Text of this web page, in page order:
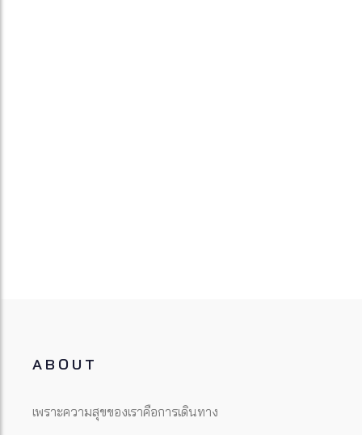
ABOUT
เพราะความสุขของเราคือการเดินทาง